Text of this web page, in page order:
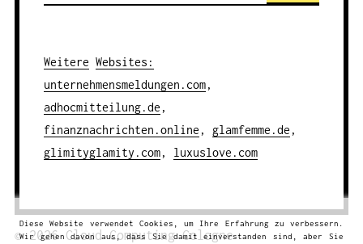
h
e
n
a
c
Weitere Websites :
unternehmensmeldungen.com,
adhocmitteilung.de ,
finanznachrichten.online , glamfemme.de ,
glimityglamity.com, luxuslove.com
© 2026Cloud ComputingCologne
Diese Website verwendet Cookies, um Ihre Erfahrung zu verbessern.
Wir gehen davon aus, dass Sie damit einverstanden sind, aber Sie